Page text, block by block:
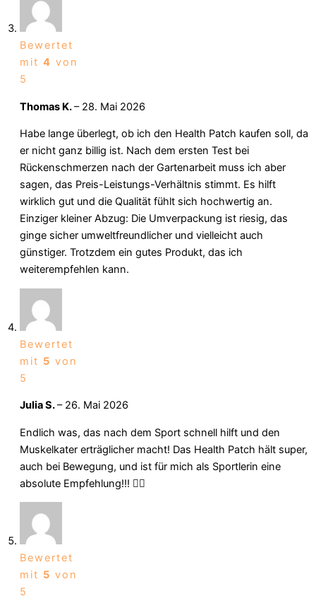
Bewertet
mit 4 von
5
Thomas K.– 28. Mai 2026
Habe lange überlegt, ob ich den Health Patch kaufen soll, da
er nicht ganz billig ist. Nach dem ersten Test bei
Rückenschmerzen nach der Gartenarbeit muss ich aber
sagen, das Preis-Leistungs-Verhältnis stimmt. Es hilft
wirklich gut und die Qualität fühlt sich hochwertig an.
Einziger kleiner Abzug: Die Umverpackung ist riesig, das
ginge sicher umweltfreundlicher und vielleicht auch
günstiger. Trotzdem ein gutes Produkt, das ich
weiterempfehlen kann.
Bewertet
mit 5 von
5
Julia S.– 26. Mai 2026
Endlich was, das nach dem Sport schnell hilft und den
Muskelkater erträglicher macht! Das Health Patch hält super,
auch bei Bewegung, und ist für mich als Sportlerin eine
absolute Empfehlung!!! 🏋️‍♀️
Bewertet
mit 5 von
5